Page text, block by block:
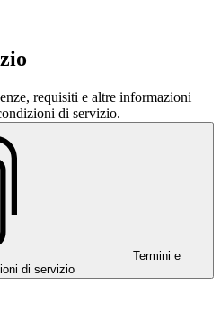
requisiti e altre informazioni
di servizio.
Termini e
di servizio